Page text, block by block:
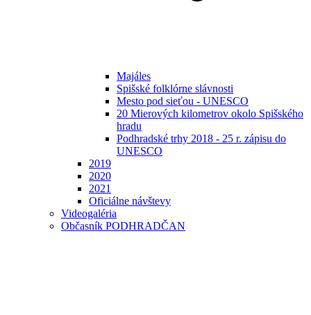
Majáles
Spišské folklórne slávnosti
Mesto pod sieťou - UNESCO
20 Mierových kilometrov okolo Spišského
hradu
Podhradské trhy 2018 - 25 r. zápisu do
UNESCO
2019
2020
2021
Oficiálne návštevy
Videogaléria
Občasník PODHRADČAN